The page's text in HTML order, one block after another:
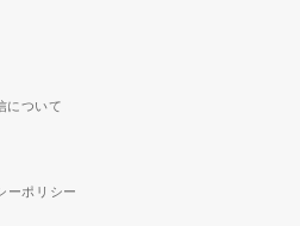
について
ーポリシー